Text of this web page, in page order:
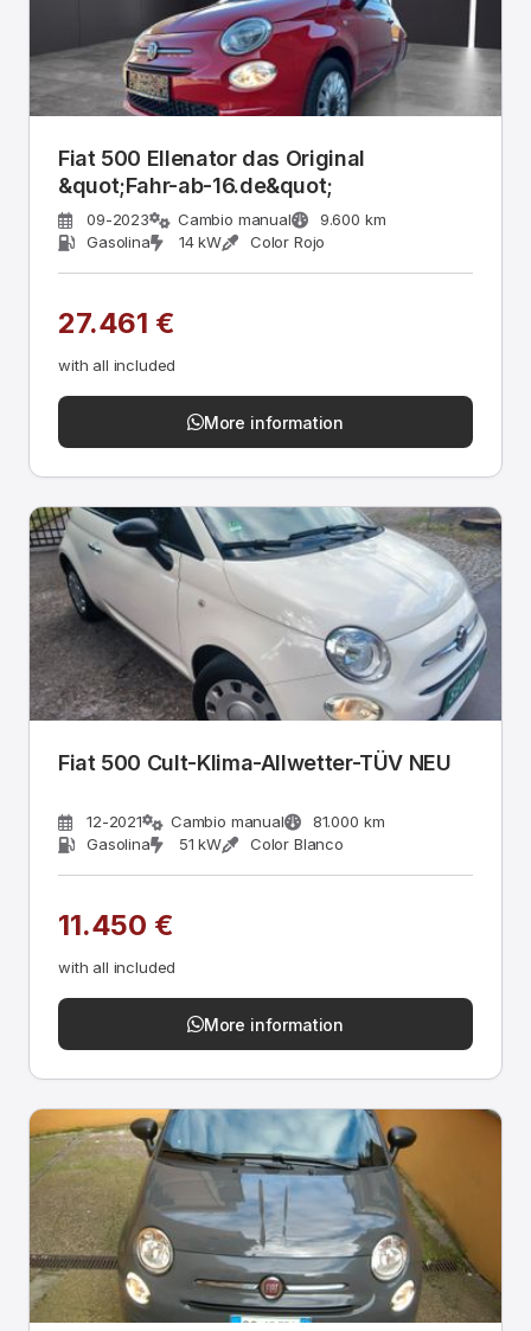
Fiat 500 Ellenator das Original
&quot;Fahr-ab-16.de&quot;
09-2023 Cambio manual
9.600 km
Gasolina
14 kW Color Rojo
27.461 €
with all included
More information
Fiat 500 Cult-Klima-Allwetter-TÜV NEU
12-2021 Cambio manual
81.000 km
Gasolina
51 kW Color Blanco
11.450 €
with all included
More information